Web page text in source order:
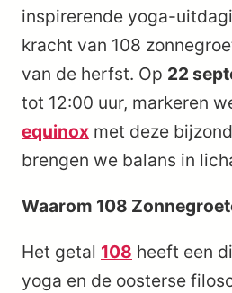
inspirerende yoga-
kracht van 108
van de herfst. Op 22
tot 12:00 uur, markeren
equinox met deze
brengen we balans in
Waarom 108
Het getal 108 heeft een
yoga en de oosterse